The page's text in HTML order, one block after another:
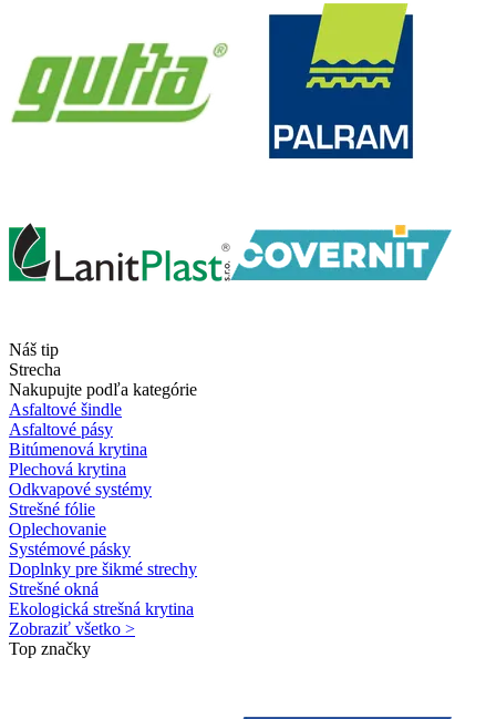
Náš tip
Strecha
Nakupujte podľa kategórie
Asfaltové šindle
Asfaltové pásy
Bitúmenová krytina
Plechová krytina
Odkvapové systémy
Strešné fólie
Oplechovanie
Systémové pásky
Doplnky pre šikmé strechy
Strešné okná
Ekologická strešná krytina
Zobraziť všetko >
Top značky